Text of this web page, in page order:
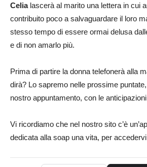
Celialascerà al marito una lettera in cui
contribuito poco a salvaguardare il loro
stesso tempo di essere ormai delusa
e di non amarlo più.
Prima di partire la donna telefonerà alla
dirà? Lo sapremo nelle prossime
nostro appuntamento, con le
Vi ricordiamo che nel nostro sito c’è
dedicata alla soap una vita, per